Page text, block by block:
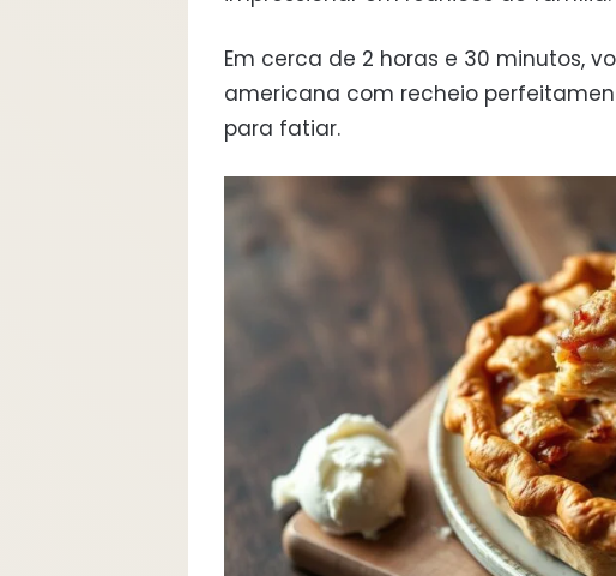
Em cerca de 2 horas e 30 minutos,
americana com recheio
para fatiar.